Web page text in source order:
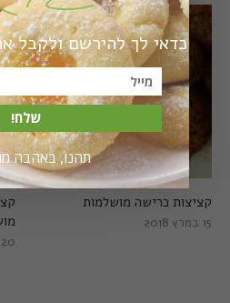
20 במרץ 2018
6
קציצות כרישה מושלמות
15 במרץ 2018
כדאי לך להירשם ולקבל
שלח!
תהנו, באהבה